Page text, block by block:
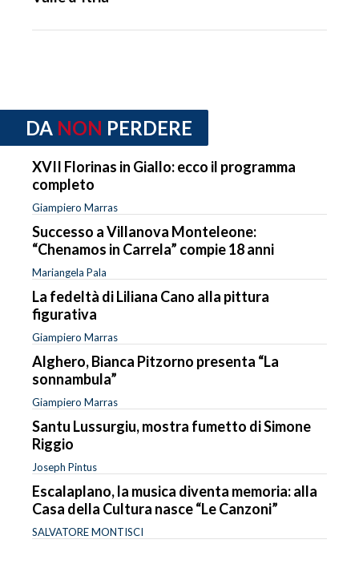
DA NON PERDERE
XVII Florinas in Giallo: ecco il programma
completo
Giampiero Marras
Successo a Villanova Monteleone:
“Chenamos in Carrela” compie 18 anni
Mariangela Pala
La fedeltà di Liliana Cano alla pittura
figurativa
Giampiero Marras
Alghero, Bianca Pitzorno presenta “La
sonnambula”
Giampiero Marras
Santu Lussurgiu, mostra fumetto di Simone
Riggio
Joseph Pintus
Escalaplano, la musica diventa memoria: alla
Casa della Cultura nasce “Le Canzoni”
SALVATORE MONTISCI